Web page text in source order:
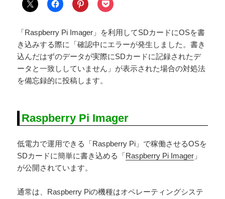
「Raspberry Pi Imager」を利用してSDカードにOSを書
き込みする際に「確認中にエラーが発生しました。書き
込んだはずのデータが実際にSDカードに記録されたデ
ータと一致ししていません」が表示された場合の対処法
を備忘録的に投稿します。
Raspberry Pi Imager
低電力で運用できる「Raspberry Pi」で稼働させるOSを
SDカードに簡単に書き込める「Raspberry Pi Imager 」
が公開されています。
通常は、Raspberry Piの機種はオペレーティングシステ